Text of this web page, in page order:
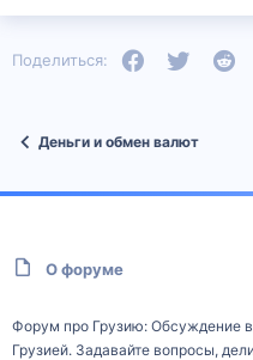
Поделиться: FacebookTwitter
Деньги и обмен валют
О форуме
Форум про Грузию: Обсуждение
Грузией. Задавайте вопросы,